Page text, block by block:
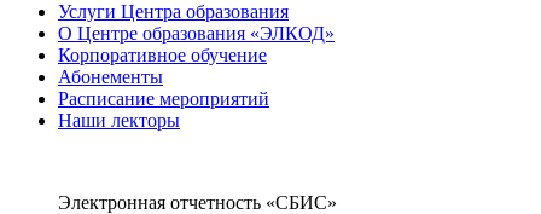
Услуги Центра образования
О Центре образования «ЭЛКОД»
Корпоративное обучение
Абонементы
Расписание мероприятий
Наши лекторы
Электронная отчетность «СБИС»